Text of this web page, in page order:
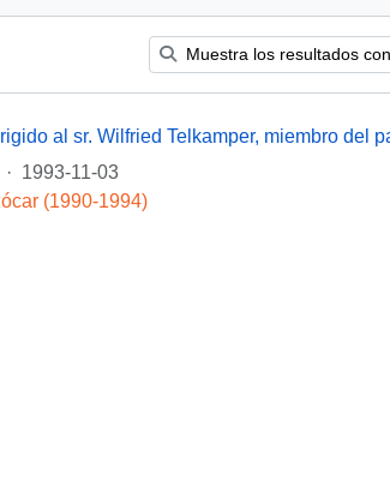
Muestra los resultados
· 1993-11-03
(1990-1994)